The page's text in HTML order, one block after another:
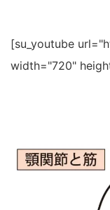
[su_youtube
width="720"